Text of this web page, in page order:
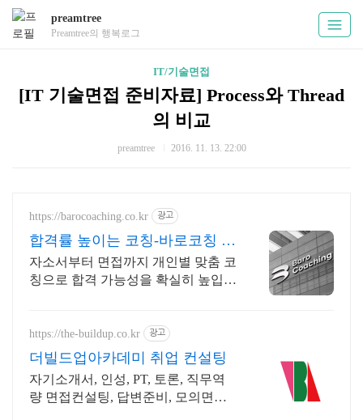
preamtree
Preamtree의 행복로그
IT/기술면접
[IT 기술면접 준비자료] Process와 Thread
의 비교
preamtree 2016. 11. 13. 22:00
https://barocoaching.co.kr 광고
합격률 높이는 코칭-바로코칭 1
대1 합격 컨설팅
자소서부터 면접까지 개인별 맞춤 코
칭으로 합격 가능성을 확실히 높입니
https://the-buildup.co.kr 광고
더빌드업아카데미 취업 컨설팅
자기소개서, 인성, PT, 토론, 직무역
량 면접컨설팅, 답변준비, 모의면접,